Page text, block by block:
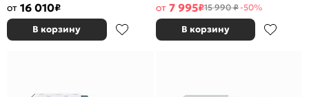
от 16 010₽
В корзину
от 7 995₽15 990 ₽-50%
В корзину